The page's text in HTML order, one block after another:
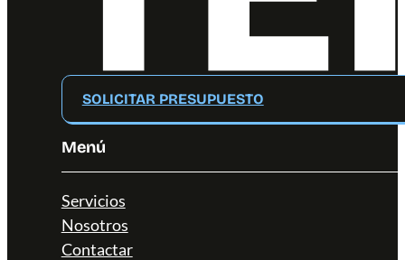
SOLICITAR PRESUPUESTO
Menú
Servicios
Nosotros
Contactar